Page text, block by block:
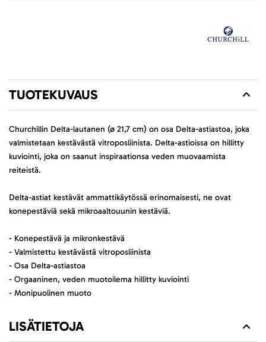
TUOTEKUVAUS
Churchillin Delta-lautanen (ø 21,7 cm) on osa Delta-astiastoa, joka
valmistetaan kestävästä vitroposliinista. Delta-astioissa on hillitty
kuviointi, joka on saanut inspiraationsa veden muovaamista
reiteistä.
Delta-astiat kestävät ammattikäytössä erinomaisesti, ne ovat
konepestäviä sekä mikroaaltouunin kestäviä.
- Konepestävä ja mikronkestävä
- Valmistettu kestävästä vitroposliinista
- Osa Delta-astiastoa
- Orgaaninen, veden muotoilema hillitty kuviointi
- Monipuolinen muoto
LISÄTIETOJA